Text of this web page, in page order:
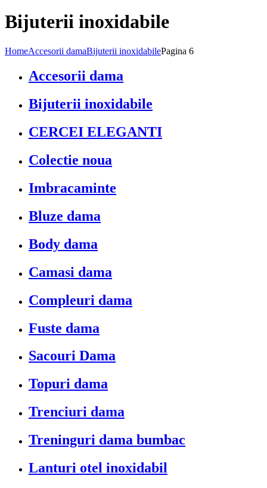
Bijuterii inoxidabile
HomeAccesorii damaBijuterii inoxidabilePagina 6
Accesorii dama
Bijuterii inoxidabile
CERCEI ELEGANTI
Colectie noua
Imbracaminte
Bluze dama
Body dama
Camasi dama
Compleuri dama
Fuste dama
Sacouri Dama
Topuri dama
Trenciuri dama
Treninguri dama bumbac
Lanturi otel inoxidabil